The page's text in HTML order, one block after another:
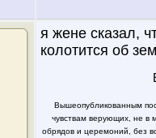
я жене сказал,
колотится об
Вышеопубликованным
чувствам верующих, не в
обрядов и церемоний, без